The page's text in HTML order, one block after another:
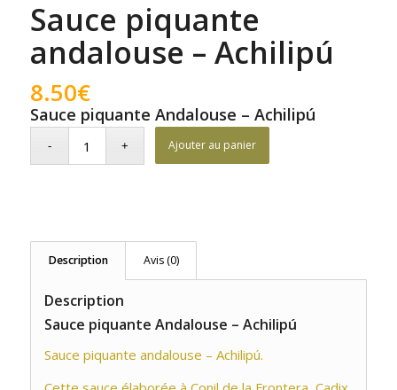
Sauce piquante
andalouse – Achilipú
8.50€
Sauce piquante Andalouse – Achilipú
Ajouter au panier
Description Avis (0)
Description
Sauce piquante Andalouse – Achilipú
Sauce piquante andalouse – Achilipú.